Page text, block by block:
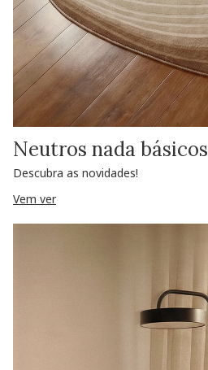
Neutros nada básicos
Descubra as novidades!
Vem ver